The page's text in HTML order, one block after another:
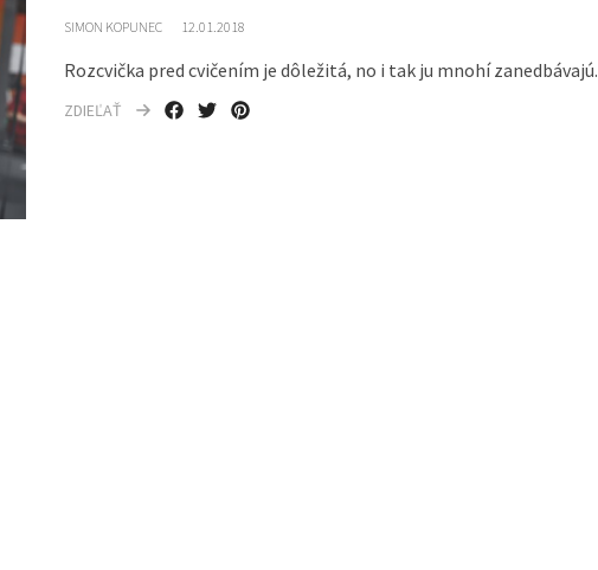
SIMON KOPUNEC 12.01.2018
Rozcvička pred cvičením je dôležitá, no i tak ju mnohí zanedbávajú.
ZDIEĽAŤ